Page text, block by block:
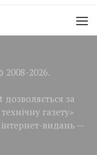
2008-2026.
дозволяється за
газету»
видань —